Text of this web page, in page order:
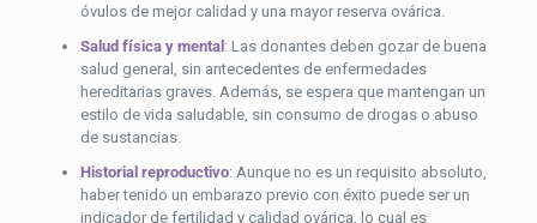
óvulos de mejor calidad y una mayor reserva ovárica.
Salud física y mental : Las donantes deben gozar de buena
salud general, sin antecedentes de enfermedades
hereditarias graves. Además, se espera que mantengan un
estilo de vida saludable, sin consumo de drogas o abuso
de sustancias.
Historial reproductivo: Aunque no es un requisito absoluto,
haber tenido un embarazo previo con éxito puede ser un
indicador de fertilidad y calidad ovárica, lo cual es